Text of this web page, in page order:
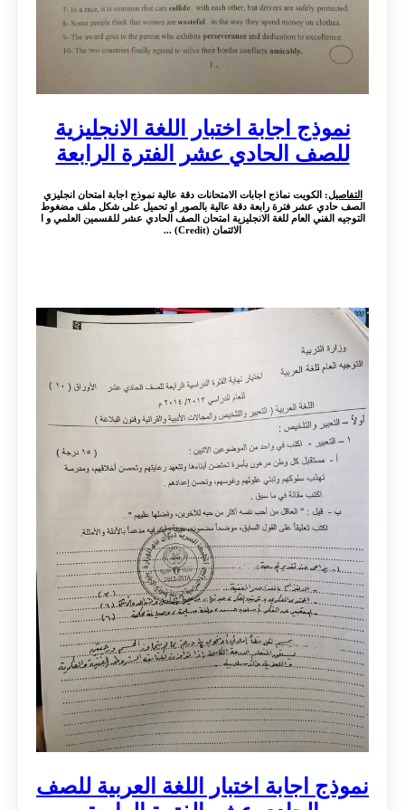
نموذج اجابة اختبار اللغة الانجليزية
للصف الحادي عشر الفترة الرابعة
التفاصيل: الكويت نماذج اجابات الامتحانات دقة عالية نموذج اجابة امتحان انجليزي
الصف حادي عشر فترة رابعة دقة عالية بالصور او تحميل على شكل ملف مضغوط
التوجيه الفني العام للغة الانجليزية امتحان الصف الحادي عشر للقسمين العلمي و ا
الائتمان (Credit) ...
نموذج اجابة اختبار اللغة العربية للصف